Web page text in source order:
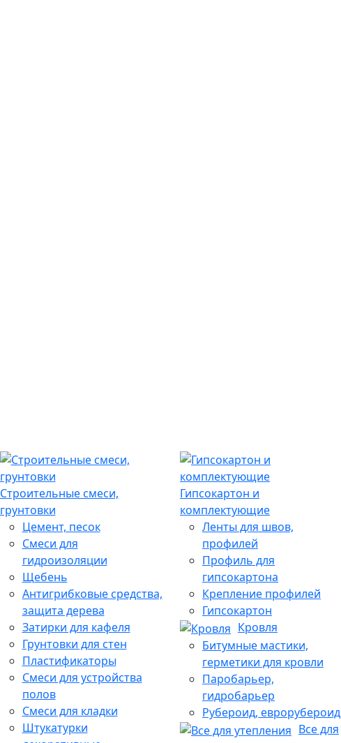
Строительные смеси,
грунтовки
Цемент, песок
Смеси для
гидроизоляции
Щебень
Антигрибковые средства,
защита дерева
Затирки для кафеля
Грунтовки для стен
Пластификаторы
Смеси для устройства
полов
Смеси для кладки
Штукатурки
Гипсокартон и
комплектующие
Ленты для швов,
профилей
Профиль для
гипсокартона
Крепление профилей
Гипсокартон
Кровля
Битумные мастики,
герметики для кровли
Паробарьер,
гидробарьер
Рубероид, еврорубероид
Все для